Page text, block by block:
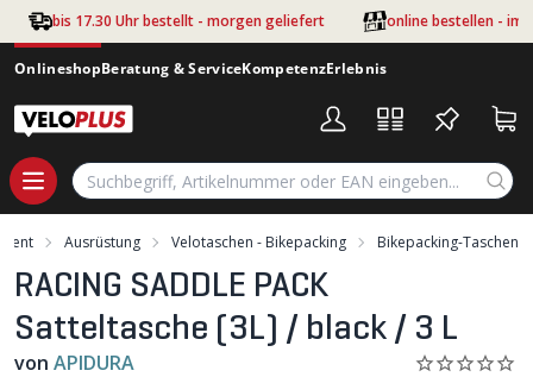
Zum Hauptinhalt springen
bis 17.30 Uhr bestellt - morgen geliefert online bestellen - im
OnlineshopBeratung & ServiceKompetenzErlebnis
Ausrüstung Velotaschen - Bikepacking Bikepacking-Taschen
RACING SADDLE PACK
Satteltasche (3L) / black / 3 L
von APIDURA